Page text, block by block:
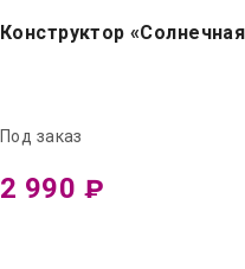
Конструктор
Под заказ
2 990 ₽